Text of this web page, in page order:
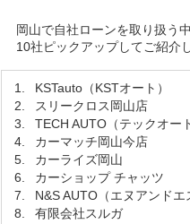
岡山で自社ローンを取り扱う
10社ピックアップしてご紹介
​KSTauto（KSTオート）
スリークロス岡山店
TECH AUTO（テックオー
カーマッチ岡山今店
カーライズ岡山
カーショップ チャッツ
N&S AUTO（エヌアンドエ
有限会社スルガ